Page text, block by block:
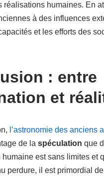
réalisations humaines. En
à des influences
et les efforts des
: entre
et
l’astronomie des anciens
de la spéculation que
humaine est sans limites et
perdure, il est primordial